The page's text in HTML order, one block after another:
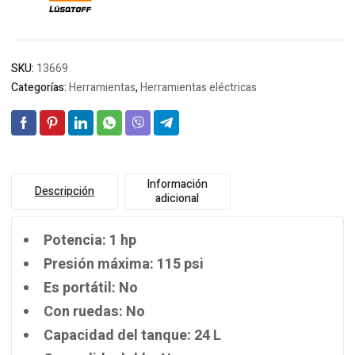
SKU: 13669
Categorías:Herramientas,Herramientas eléctricas
Descripción
Información
adicional
Potencia: 1 hp
Presión máxima: 115 psi
Es portátil: No
Con ruedas: No
Capacidad del tanque: 24 L